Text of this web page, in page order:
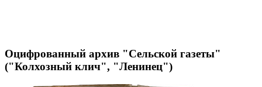
Оцифрованный архив "Сельской газеты"
("Колхозный клич", "Ленинец")